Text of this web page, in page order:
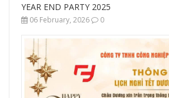
YEAR END PARTY 2025
06 February, 2026 0